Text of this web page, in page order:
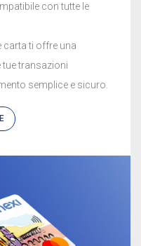
con tutte le
carta ti offre una
tue transazioni
semplice e sicuro.